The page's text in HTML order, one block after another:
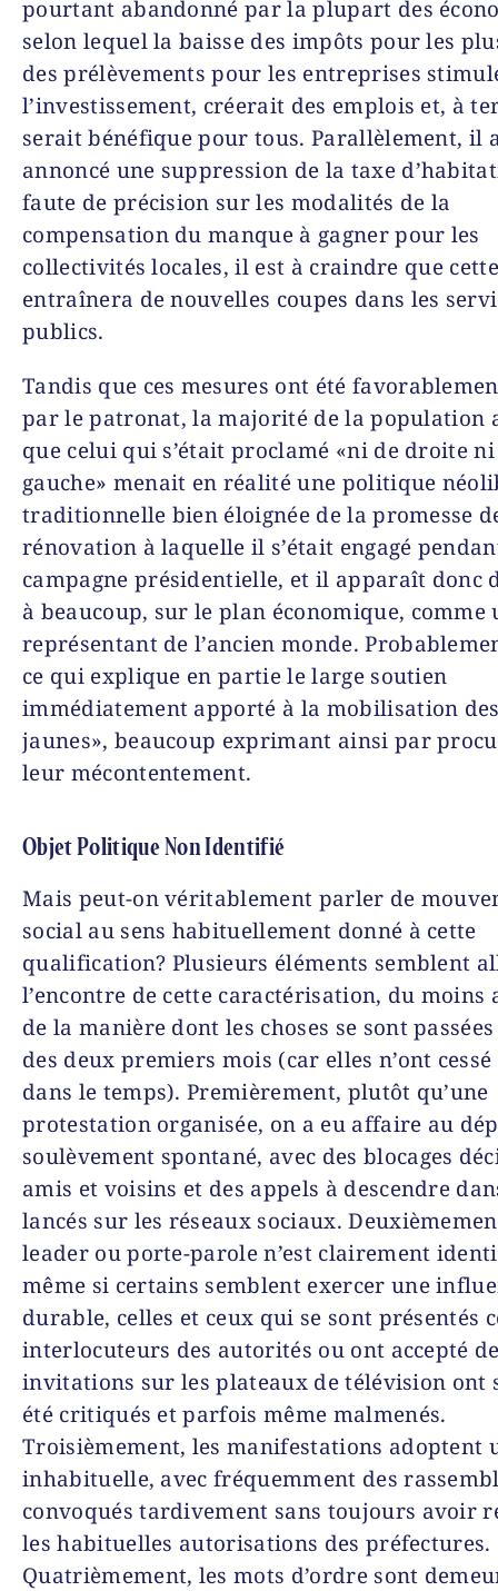
pourtant abandonné par la plupart des
selon lequel la baisse des impôts pour les
des prélèvements pour les entreprises
l’investissement, créerait des emplois et, à
serait bénéfique pour tous. Parallèlement, il
annoncé une suppression de la taxe
faute de précision sur les modalités de la
compensation du manque à gagner pour les
collectivités locales, il est à craindre que
entraînera de nouvelles coupes dans les
publics.
Tandis que ces mesures ont été
par le patronat, la majorité de la population
que celui qui s’était proclamé «ni de droite
gauche» menait en réalité une politique
traditionnelle bien éloignée de la promesse
rénovation à laquelle il s’était engagé
campagne présidentielle, et il apparaît donc
à beaucoup, sur le plan économique, comme
représentant de l’ancien monde.
ce qui explique en partie le large soutien
immédiatement apporté à la mobilisation
jaunes», beaucoup exprimant ainsi par
leur mécontentement.
Objet Politique Non Identifié
Mais peut-on véritablement parler de
social au sens habituellement donné à cette
qualification? Plusieurs éléments semblent
l’encontre de cette caractérisation, du moins
de la manière dont les choses se sont
des deux premiers mois (car elles n’ont cessé
dans le temps). Premièrement, plutôt qu’une
protestation organisée, on a eu affaire au
soulèvement spontané, avec des blocages
amis et voisins et des appels à descendre
lancés sur les réseaux sociaux.
leader ou porte-parole n’est clairement
même si certains semblent exercer une
durable, celles et ceux qui se sont présentés
interlocuteurs des autorités ou ont accepté
invitations sur les plateaux de télévision ont
été critiqués et parfois même malmenés.
Troisièmement, les manifestations adoptent
inhabituelle, avec fréquemment des
convoqués tardivement sans toujours avoir
les habituelles autorisations des préfectures.
Quatrièmement, les mots d’ordre sont